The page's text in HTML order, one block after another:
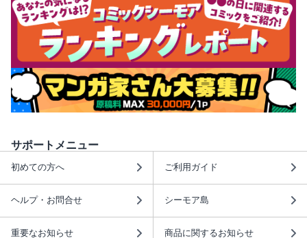
サポートメニュー
初めての方へ ご利用ガイド
ヘルプ・お問合せ シーモア島
重要なお知らせ 商品に関するお知らせ